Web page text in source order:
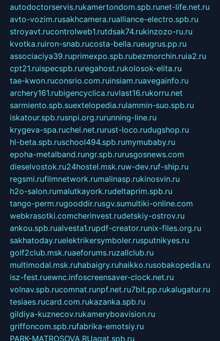
autodoctorservis.rukamertondom.spb.runet-life.net.ru
avto-vozim.rusakhcamera.rualliance-electro.spb.ru
stroyavt.rucontrolweb1.rutdsak74.rukinzozo-ru.ru
kvotka.ruiron-snab.rucosta-bella.rueugrus.pp.ru
associaciya39.ruprimexpo.spb.rubezmorchin.ruia2.ru
cpt21.ruispecspb.ruregahost.rukolosok-elita.ru
tae-kwon.ruconsrio.com.ruinsiam.ruavegainfo.ru
archery161.rubigencyclica.ruvlast16.rukorru.net
sarmiento.spb.suextelopedia.rulammin-suo.spb.ru
iskatour.spb.rusnpi.org.rurunning-line.ru
krygeva-spa.ruchel.net.rurust-loco.rudugshop.ru
hl-beta.spb.ruschool494.spb.rumymubaby.ru
epoha-metalband.rungr.spb.rurusgosnews.com
dieselvostok.ru24hostel.msk.ruw-dev.ruf-ship.ru
regsmi.rufilmnetwork.rumalinasp.rukinosvin.ru
h2o-salon.rumalutkayork.rudeltaprim.spb.ru
tango-perm.rugooddir.rusgv.sumultiki-online.com
webkrasotki.comcherinvest.rudetskiy-ostrov.ru
ankou.spb.rualvesta1.rupdf-creator.runix-files.org.ru
sakhatoday.ruelektrikersymboler.rusputnikyes.ru
golf2club.msk.ruaeforums.ruzallclub.ru
multimodal.msk.ruhabaigry.ruhaikko.rusobakopedia.ru
isz-fest.ruewnc.infoscreensaver-clock.net.ru
volnav.spb.rucomnat.runpf.net.ru7bit.pp.rukalugatur.ru
tesiaes.rucard.com.rukazanka.spb.ru
gildiya-kuznecov.rukameryboavision.ru
griffoncom.spb.rufabrika-emotsiy.ru
PARK-MATROSOVA.RUagat.spb.ru